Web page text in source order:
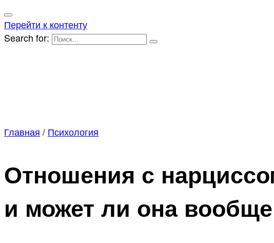
Перейти к контенту
Search for:
Главная / Психология
Отношения с
и может ли она